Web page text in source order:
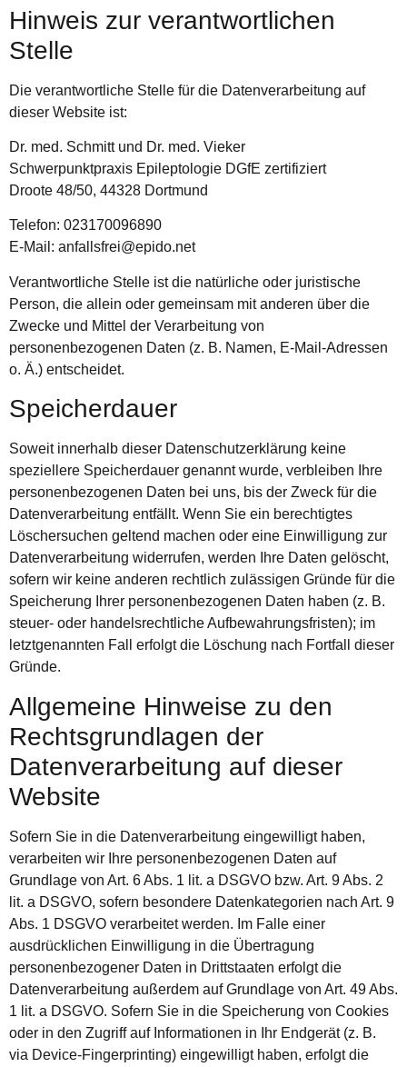
Hinweis zur verantwortlichen
Stelle
Die verantwortliche Stelle für die Datenverarbeitung auf
dieser Website ist:
Dr. med. Schmitt und Dr. med. Vieker
Schwerpunktpraxis Epileptologie DGfE zertifiziert
Droote 48/50, 44328 Dortmund
Telefon: 023170096890
E-Mail: anfallsfrei@epido.net
Verantwortliche Stelle ist die natürliche oder juristische
Person, die allein oder gemeinsam mit anderen über die
Zwecke und Mittel der Verarbeitung von
personenbezogenen Daten (z. B. Namen, E-Mail-Adressen
o. Ä.) entscheidet.
Speicherdauer
Soweit innerhalb dieser Datenschutzerklärung keine
speziellere Speicherdauer genannt wurde, verbleiben Ihre
personenbezogenen Daten bei uns, bis der Zweck für die
Datenverarbeitung entfällt. Wenn Sie ein berechtigtes
Löschersuchen geltend machen oder eine Einwilligung zur
Datenverarbeitung widerrufen, werden Ihre Daten gelöscht,
sofern wir keine anderen rechtlich zulässigen Gründe für die
Speicherung Ihrer personenbezogenen Daten haben (z. B.
steuer- oder handelsrechtliche Aufbewahrungsfristen); im
letztgenannten Fall erfolgt die Löschung nach Fortfall dieser
Gründe.
Allgemeine Hinweise zu den
Rechtsgrundlagen der
Datenverarbeitung auf dieser
Website
Sofern Sie in die Datenverarbeitung eingewilligt haben,
verarbeiten wir Ihre personenbezogenen Daten auf
Grundlage von Art. 6 Abs. 1 lit. a DSGVO bzw. Art. 9 Abs. 2
lit. a DSGVO, sofern besondere Datenkategorien nach Art. 9
Abs. 1 DSGVO verarbeitet werden. Im Falle einer
ausdrücklichen Einwilligung in die Übertragung
personenbezogener Daten in Drittstaaten erfolgt die
Datenverarbeitung außerdem auf Grundlage von Art. 49 Abs.
1 lit. a DSGVO. Sofern Sie in die Speicherung von Cookies
oder in den Zugriff auf Informationen in Ihr Endgerät (z. B.
via Device-Fingerprinting) eingewilligt haben, erfolgt die